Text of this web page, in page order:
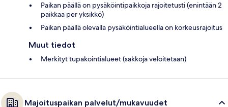
Paikan päällä on pysäköintipaikkoja rajoitetusti (enintään 2
paikkaa per yksikkö)
Paikan päällä olevalla pysäköintialueella on korkeusrajoitus
Muut tiedot
Merkityt tupakointialueet (sakkoja veloitetaan)
Majoituspaikan palvelut/mukavuudet